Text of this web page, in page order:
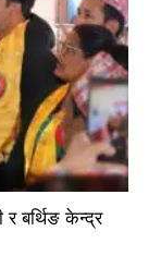
र बर्थिङ केन्द्र